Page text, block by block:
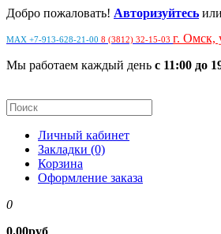
Добро пожаловать! Авторизуйтесь или
MAX +7-913-628-21-00 8 (3812) 32-15-03 г. Омск,
Мы работаем каждый день с 11:00 до
Личный кабинет
Закладки (0)
Корзина
Оформление заказа
0
0.00руб